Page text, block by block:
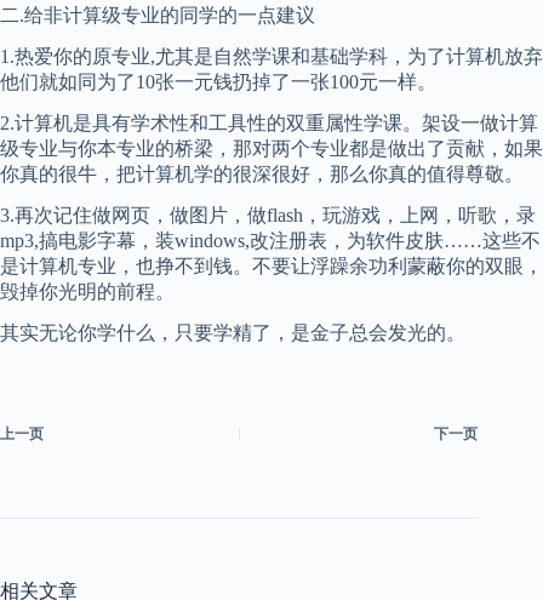
二.给非计算级专业的同学的一点建议
1.热爱你的原专业,尤其是自然学课和基础学科，为了计算机放弃
他们就如同为了10张一元钱扔掉了一张100元一样。
2.计算机是具有学术性和工具性的双重属性学课。架设一做计算
级专业与你本专业的桥梁，那对两个专业都是做出了贡献，如果
你真的很牛，把计算机学的很深很好，那么你真的值得尊敬。
3.再次记住做网页，做图片，做flash，玩游戏，上网，听歌，录
mp3,搞电影字幕，装windows,改注册表，为软件皮肤……这些不
是计算机专业，也挣不到钱。不要让浮躁余功利蒙蔽你的双眼，
毁掉你光明的前程。
其实无论你学什么，只要学精了，是金子总会发光的。
上一页 下一页
相关文章